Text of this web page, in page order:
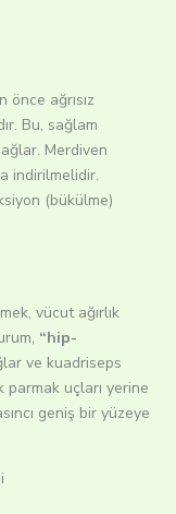
önce ağrısız
Bu, sağlam
Merdiven
indirilmelidir.
(bükülme)
vücut ağırlık
“hip-
ve kuadriseps
parmak uçları yerine
geniş bir yüzeye